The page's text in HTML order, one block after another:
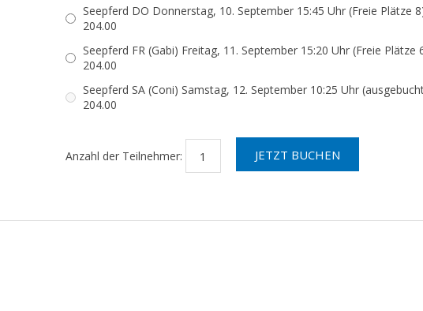
Seepferd DO Donnerstag, 10. September 15:45 Uhr (Freie Plätze 8) CHF
204.00
Seepferd FR (Gabi) Freitag, 11. September 15:20 Uhr (Freie Plätze 6) CHF
204.00
Seepferd SA (Coni) Samstag, 12. September 10:25 Uhr (ausgebucht) CHF
204.00
Anzahl der Teilnehmer: